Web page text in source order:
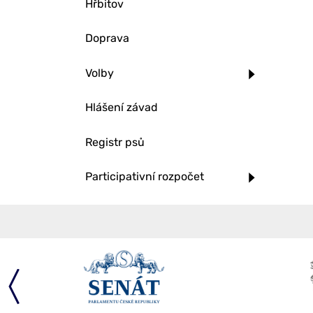
Hřbitov
Doprava
Volby
Hlášení závad
Registr psů
Participativní rozpočet